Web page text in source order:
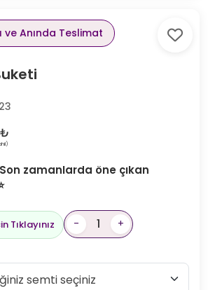
ve Anında Teslimat
zamanlarda öne çıkan
Tıklayınız - +